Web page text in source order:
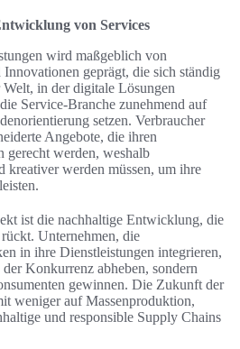
von Services
wird maßgeblich von
Innovationen geprägt, die sich ständig
in der digitale Lösungen
Service-Branche zunehmend auf
setzen. Verbraucher
Angebote, die ihren
gerecht werden, weshalb
kreativer werden müssen, um ihre
ist die nachhaltige Entwicklung, die
Unternehmen, die
in ihre Dienstleistungen integrieren,
Konkurrenz abheben, sondern
gewinnen. Die Zukunft der
weniger auf Massenproduktion,
und responsible Supply Chains